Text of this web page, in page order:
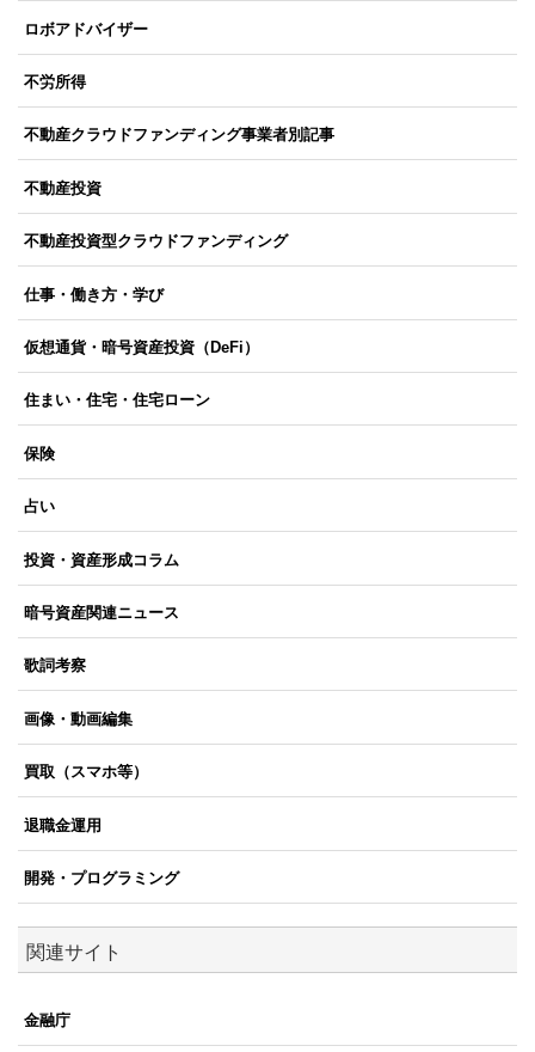
ロボアドバイザー
不労所得
不動産クラウドファンディング事業者別記事
不動産投資
不動産投資型クラウドファンディング
仕事・働き方・学び
仮想通貨・暗号資産投資（DeFi）
住まい・住宅・住宅ローン
保険
占い
投資・資産形成コラム
暗号資産関連ニュース
歌詞考察
画像・動画編集
買取（スマホ等）
退職金運用
開発・プログラミング
関連サイト
金融庁